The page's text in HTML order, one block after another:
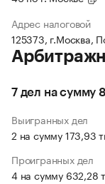
Адрес налоговой
125373, г.Москва,
7 дел на сумму
Выигранных дел
2 на сумму 173,93
Проигранных дел
4 на сумму 632,28